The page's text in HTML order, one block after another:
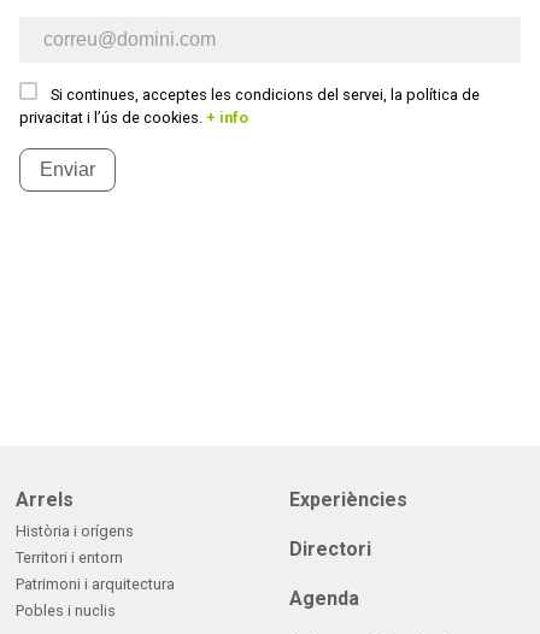
E-mail newsletter
Si continues, acceptes les condicions del servei, la política de
privacitat i l’ús de cookies. + info
Enviar
Arrels
Història i orígens
Territori i entorn
Patrimoni i arquitectura
Pobles i nuclis
Experiències
Directori
Agenda